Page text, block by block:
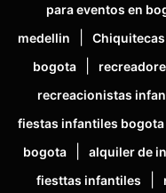
para eventos en
medellin
bogota
recreacionistas
fiestas infantiles bogota
bogota
alquiler de
fiesttas infantiles